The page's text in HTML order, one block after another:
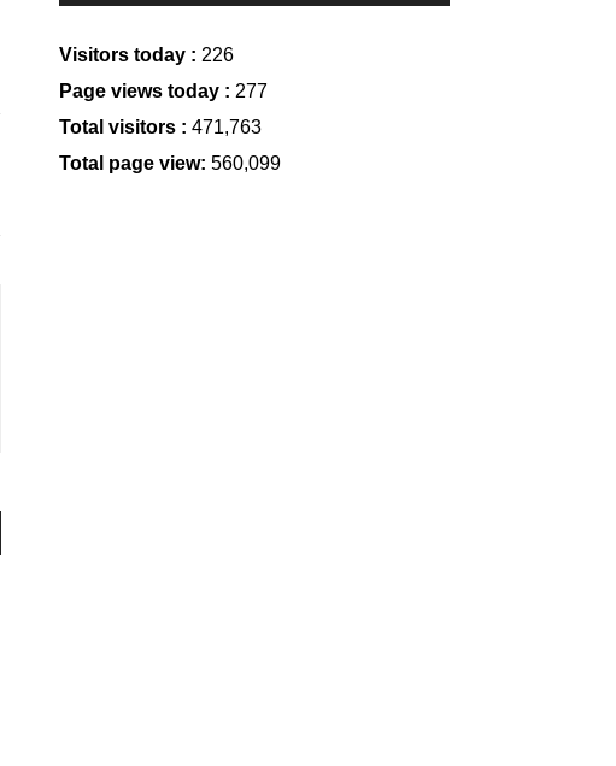
Visitors today : 226
Page views today : 277
Total visitors : 471,763
Total page view: 560,099